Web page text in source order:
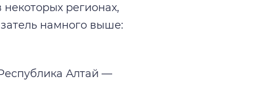
некоторых регионах,
намного выше:
Алтай —